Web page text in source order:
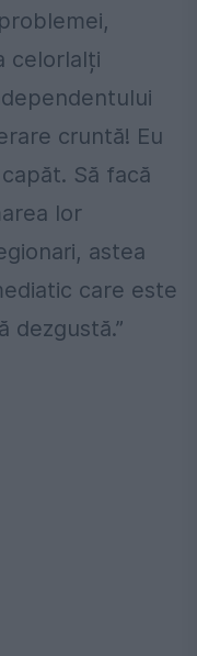
celorlalți
cruntă! Eu
Să facă
lor
astea
care este
dezgustă.”